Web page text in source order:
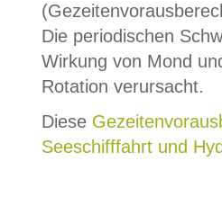
Die periodischen
Wirkung von Mond
Rotation verursacht.
Diese
Seeschifffahrt und